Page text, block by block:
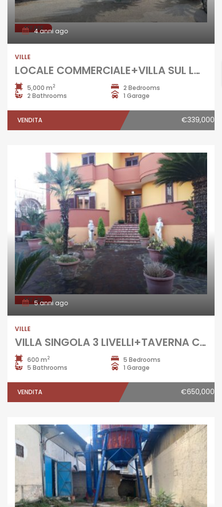
AFFARE4 anni ago
VILLE
LOCALE COMMERCIALE+VILLA SUL LAGO LAGO PATRIA rif.37843
5,000 m2
2 Bedrooms
2 Bathrooms
1 Garage
VENDITA €339,000
AFFARE5 anni ago
VILLE
VILLA SINGOLA 3 LIVELLI+TAVERNA CON AMPIO GIARDINO Lago Patria Rif 35627
600 m2
5 Bedrooms
5 Bathrooms
1 Garage
VENDITA €650,000